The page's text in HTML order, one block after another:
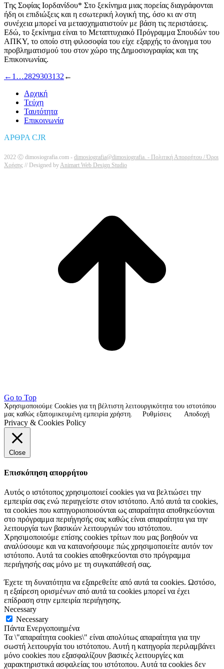
Tης Σοφίας Ιορδανίδου* Στο ξεκίνημα μιας πορείας διαγράφονται
ήδη οι επιδιώξεις και η εσωτερική λογική της, όσο κι αν στη
συνέχεια μπορεί να μετασχηματιστούν με βάση τις περιστάσεις.
Εδώ, το ξεκίνημα είναι το Μεταπτυχιακό Πρόγραμμα Σπουδών του
ΑΠΚΥ, το οποίο στη φιλοσοφία του είχε εξαρχής το άνοιγμα του
προβληματισμού του στον χώρο της Δημοσιογραφίας και της
Επικοινωνίας.
← 1 …2829303132 ←
Αρχική
Τεύχη
Ταυτότητα
Επικοινωνία
ΑΡΘΡΑ CJR
2022 Ⓒ dimosiografia.com - dimosiografia@dimosiografia. - Πολιτική Απορρήτου / Όροι
Χρήσης // Designed by Animart Web Design Studio
Go to Top
Χρησιμοποιούμε Cookies για τη βέλτιστη λειτουργικότητα του ιστοτόπου
μας καθώς εξατομικευμένη εμπειρία χρήστη.
Ρυθμίσεις Αποδοχή
Privacy & Cookies Policy
Close
Επισκόπηση απορρήτου
Αυτός ο ιστότοπος χρησιμοποιεί cookies για να βελτιώσει την
εμπειρία σας ενώ περιηγείστε στον ιστότοπο. Από αυτά τα cookies,
τα cookies που κατηγοριοποιούνται ως απαραίτητα αποθηκεύονται
στο πρόγραμμα περιήγησής σας καθώς είναι απαραίτητα για την
λειτουργία των βασικών λειτουργιών του ιστότοπου.
Χρησιμοποιούμε επίσης cookies τρίτων που μας βοηθούν να
αναλύσουμε και να κατανοήσουμε πώς χρησιμοποιείτε αυτόν τον
ιστότοπο. Αυτά τα cookies αποθηκεύονται στο πρόγραμμα
περιήγησής σας μόνο με τη συγκατάθεσή σας.
Έχετε τη δυνατότητα να εξαιρεθείτε από αυτά τα cookies. Ωστόσο,
η εξαίρεση ορισμένων από αυτά τα cookies μπορεί να έχει
επίδραση στην εμπειρία περιήγησης.
Necessary
Necessary
Πάντα Ενεργοποιημένα
Τα \"απαραίτητα cookies\" είναι απολύτως απαραίτητα για την
σωστή λειτουργία του ιστότοπου. Αυτή η κατηγορία περιλαμβάνει
μόνο cookies που εξασφαλίζουν βασικές λειτουργίες και
χαρακτηριστικά ασφαλείας του ιστότοπου. Αυτά τα cookies δεν